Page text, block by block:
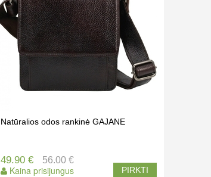
Natūralios odos rankinė GAJANE
49.90 €
Kaina prisijungus
56.00 €
PIRKTI